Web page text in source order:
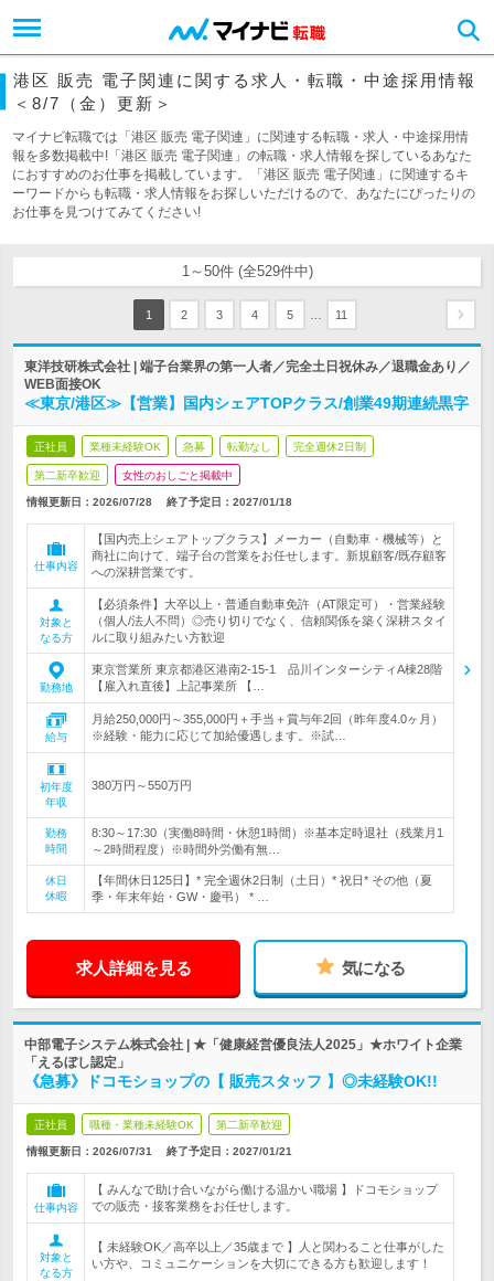
港区 販売 電子関連に関する求人・転職・中途採用情報
＜8/7（金）更新＞
マイナビ転職では「港区 販売 電子関連」に関連する転職・求人・中途採用情
報を多数掲載中!「港区 販売 電子関連」の転職・求人情報を探しているあなた
におすすめのお仕事を掲載しています。「港区 販売 電子関連」に関連するキ
ーワードからも転職・求人情報をお探しいただけるので、あなたにぴったりの
お仕事を見つけてみてください!
1～50件 (全529件中)
1 2 3 4 5 11
東洋技研株式会社 | 端子台業界の第一人者／完全土日祝休み／退職金あり／
WEB面接OK
≪東京/港区≫【営業】国内シェアTOPクラス/創業49期連続黒字
正社員 業種未経験OK 急募 転勤なし 完全週休2日制
第二新卒歓迎 女性のおしごと掲載中
情報更新日：2026/07/28 終了予定日： 2027/01/18
仕事内容
【国内売上シェアトップクラス】メーカー（自動車・機械等）と
商社に向けて、端子台の営業をお任せします。新規顧客/既存顧客
への深耕営業です。
対象と
なる方
【必須条件】大卒以上・普通自動車免許（AT限定可）・営業経験
（個人/法人不問）◎売り切りでなく、信頼関係を築く深耕スタイ
ルに取り組みたい方歓迎
勤務地
東京営業所 東京都港区港南2-15-1 品川インターシティA棟28階
【雇入れ直後】上記事業所 【…
給与
月給250,000円～355,000円＋手当＋賞与年2回（昨年度4.0ヶ月）
※経験・能力に応じて加給優遇します。※試…
初年度
年収
380万円～550万円
勤務
時間
8:30～17:30（実働8時間・休憩1時間）※基本定時退社（残業月1
～2時間程度）※時間外労働有無…
休日
休暇
【年間休日125日】* 完全週休2日制（土日）* 祝日* その他（夏
季・年末年始・GW・慶弔） * …
求人詳細を見る 気になる
中部電子システム株式会社 | ★「健康経営優良法人2025」★ホワイト企業
「えるぼし認定」
《急募》ドコモショップの【 販売スタッフ 】◎未経験OK!!
正社員 職種・業種未経験OK 第二新卒歓迎
情報更新日：2026/07/31 終了予定日： 2027/01/21
仕事内容
【 みんなで助け合いながら働ける温かい職場 】ドコモショップ
での販売・接客業務をお任せします。
対象と
なる方
【 未経験OK／高卒以上／35歳まで 】人と関わること仕事がした
い方や、コミュニケーションを大切にできる方も歓迎します！